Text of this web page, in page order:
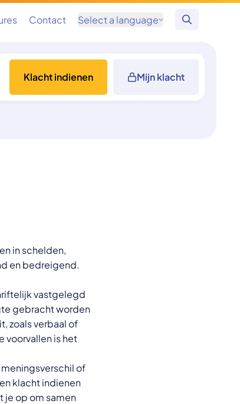
Contact Select a language
Zoeken
Klacht indienen Mijn klacht
in schelden,
en bedreigend.
vastgelegd
gebracht worden
zoals verbaal of
voorvallen is het
of
klacht indienen
je op om samen